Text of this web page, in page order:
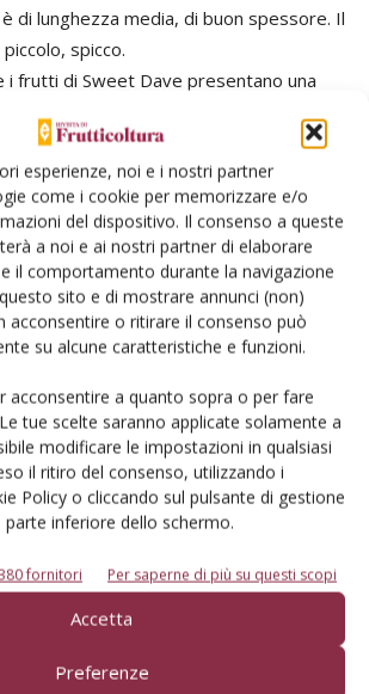
esperienze, noi e i nostri partner
come i cookie per memorizzare e/o
del dispositivo. Il consenso a queste
a noi e ai nostri partner di elaborare
il comportamento durante la navigazione
sito e di mostrare annunci (non)
acconsentire o ritirare il consenso può
su alcune caratteristiche e funzioni.
acconsentire a quanto sopra o per fare
tue scelte saranno applicate solamente a
modificare le impostazioni in qualsiasi
il ritiro del consenso, utilizzando i
Policy o cliccando sul pulsante di gestione
parte inferiore dello schermo.
fornitori Per saperne di più su questi scopi
Accetta
Preferenze
di lunghezza media, di buon spessore. Il
spicco.
i frutti di Sweet Dave presentano una
delle precipitazioni. Le screpolature
l’area peduncolare e quella apicale del
una varietà di alto pregio, qualitativo
l’adozione di sistemi di
o “multitasking”.
Twitter